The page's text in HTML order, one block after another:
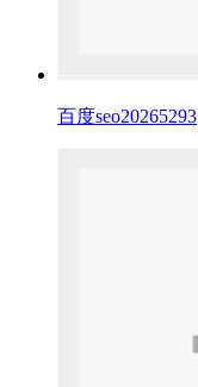
百度seo20265293